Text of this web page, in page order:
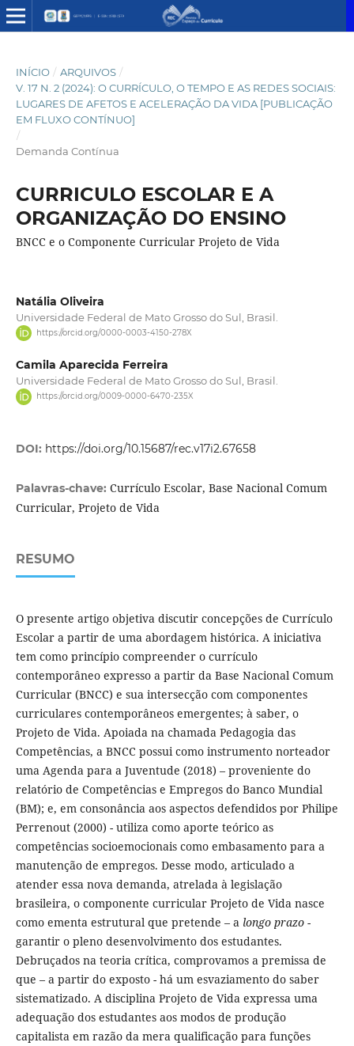
INÍCIO / ARQUIVOS /
V. 17 N. 2 (2024): O CURRÍCULO, O TEMPO E AS REDES SOCIAIS:
LUGARES DE AFETOS E ACELERAÇÃO DA VIDA [PUBLICAÇÃO
EM FLUXO CONTÍNUO]
/
Demanda Contínua
CURRICULO ESCOLAR E A
ORGANIZAÇÃO DO ENSINO
BNCC e o Componente Curricular Projeto de Vida
Natália Oliveira
Universidade Federal de Mato Grosso do Sul, Brasil.
https://orcid.org/0000-0003-4150-278X
Camila Aparecida Ferreira
Universidade Federal de Mato Grosso do Sul, Brasil.
https://orcid.org/0009-0000-6470-235X
DOI: https://doi.org/10.15687/rec.v17i2.67658
Palavras-chave: Currículo Escolar, Base Nacional Comum
Curricular, Projeto de Vida
RESUMO
O presente artigo objetiva discutir concepções de Currículo
Escolar a partir de uma abordagem histórica. A iniciativa
tem como princípio compreender o currículo
contemporâneo expresso a partir da Base Nacional Comum
Curricular (BNCC) e sua intersecção com componentes
curriculares contemporâneos emergentes; à saber, o
Projeto de Vida. Apoiada na chamada Pedagogia das
Competências, a BNCC possui como instrumento norteador
uma Agenda para a Juventude (2018) – proveniente do
relatório de Competências e Empregos do Banco Mundial
(BM); e, em consonância aos aspectos defendidos por Philipe
Perrenout (2000) - utiliza como aporte teórico as
competências socioemocionais como embasamento para a
manutenção de empregos. Desse modo, articulado a
atender essa nova demanda, atrelada à legislação
brasileira, o componente curricular Projeto de Vida nasce
como ementa estrutural que pretende – a longo prazo-
garantir o pleno desenvolvimento dos estudantes.
Debruçados na teoria crítica, comprovamos a premissa de
que – a partir do exposto - há um esvaziamento do saber
sistematizado. A disciplina Projeto de Vida expressa uma
adequação dos estudantes aos modos de produção
capitalista em razão da mera qualificação para funções